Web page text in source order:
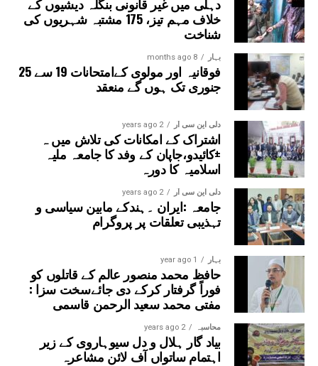
خلاف مہم تیز، 175 مشتبہ شہریوں کی
شناخت
بہار 8 months ago
فوقانیہ اور مولوی کےامتحانات 19 سے 25
جنوری تک ہوں گے منعقد
دلی این سی آر 2 years ago
اشتراک کے امکانات کی تلاش میں ہ
±کائیدو،جاپان کے وفد کا جامعہ ملیہ
اسلامیہ کا دورہ
دلی این سی آر 2 years ago
جامعہ :ایران ۔ہندکے مابین سیاسی و
تہذیبی تعلقات پر پروگرام
بہار 1 year ago
حافظ محمد منصور عالم کے قاتلوں کو
فوراً گرفتار کرکے دی جائےسخت سزا :
مفتی محمد سعید الرحمن قاسمی
محاسبہ 2 years ago
بیاد گار ہلال و دل سیوہاروی کے زیر
اہتمام ساتواں آف لائن مشاعرہ